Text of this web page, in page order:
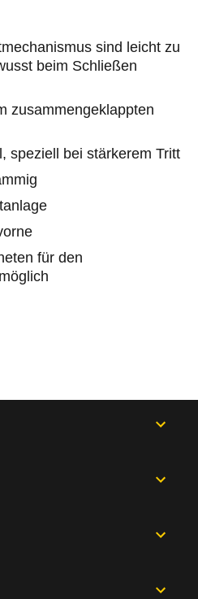
sind leicht zu
beim Schließen
zusammengeklappten
speziell bei stärkerem Tritt
für den